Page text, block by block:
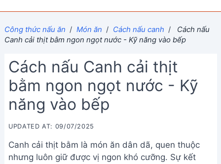
Công thức nấu ăn / Món ăn / Cách nấu canh /
Cách nấu
Canh cải thịt bằm ngon ngọt nước - Kỹ năng vào bếp
Cách nấu Canh cải thịt
bằm ngon ngọt nước - Kỹ
năng vào bếp
UPDATED AT: 09/07/2025
Canh cải thịt bằm là món ăn dân dã, quen thuộc
nhưng luôn giữ được vị ngon khó cưỡng. Sự kết